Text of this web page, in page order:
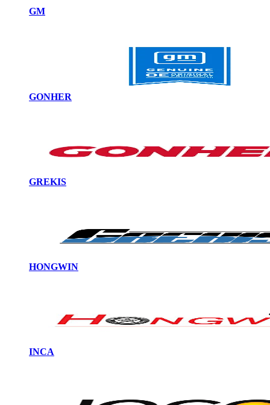
GM
GONHER
GREKIS
HONGWIN
INCA